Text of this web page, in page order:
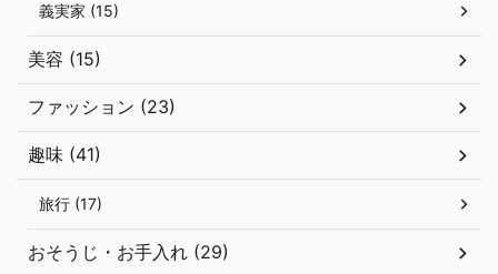
義実家 (15)
美容 (15)
ファッション (23)
趣味 (41)
旅行 (17)
おそうじ・お手入れ (29)